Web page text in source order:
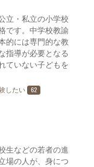
立・私立の小学校
です。中学校教諭
的には専門的な教
指導が必要となる
ていない子どもを
したい 62
生などの若者の進
場の人が、身につ